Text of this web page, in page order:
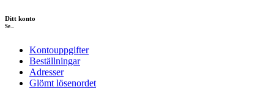
Ditt konto
Se...
Kontouppgifter
Beställningar
Adresser
Glömt lösenordet